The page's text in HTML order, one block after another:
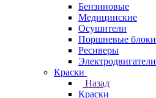
Бензиновые
Медицинские
Осушители
Поршневые блоки
Ресиверы
Электродвигатели
Краски
Назад
Краски